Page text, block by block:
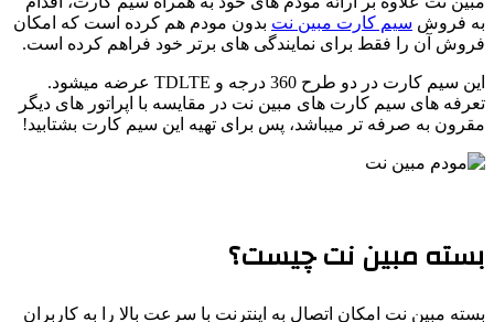
به فروش سیم کارت مبین نت بدون مودم هم کرده است که امکان
فروش آن را فقط برای نمایندگی های برتر خود فراهم کرده است.
این سیم کارت در دو طرح 360 درجه و TDLTE عرضه میشود.
تعرفه های سیم کارت های مبین نت در مقایسه با اپراتور های دیگر
مقرون به صرفه تر میباشد، پس برای تهیه این سیم کارت بشتابید!
بسته مبین نت چیست؟
بسته مبین نت امکان اتصال به اینترنت با سرعت بالا را به کاربران